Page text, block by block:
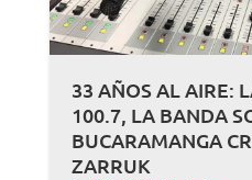
33 AÑOS AL AIRE:
100.7, LA BANDA
BUCARAMANGA
ZARRUK